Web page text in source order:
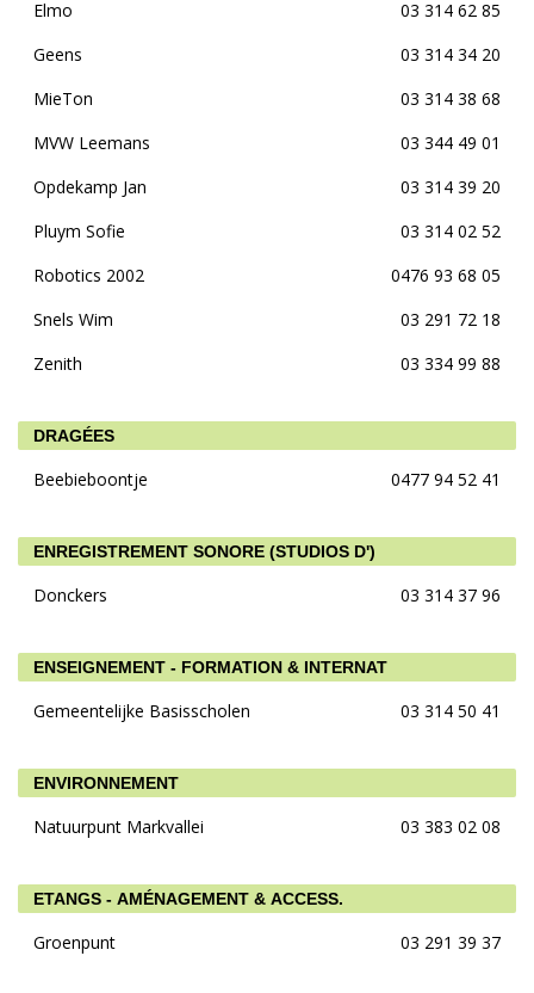
Elmo
03 314 62 85
Geens
03 314 34 20
MieTon
03 314 38 68
MVW Leemans
03 344 49 01
Opdekamp Jan
03 314 39 20
Pluym Sofie
03 314 02 52
Robotics 2002
0476 93 68 05
Snels Wim
03 291 72 18
Zenith
03 334 99 88
DRAGÉES
Beebieboontje 0477 94 52 41
ENREGISTREMENT SONORE (STUDIOS D')
Donckers 03 314 37 96
ENSEIGNEMENT - FORMATION & INTERNAT
Gemeentelijke Basisscholen 03 314 50 41
ENVIRONNEMENT
Natuurpunt Markvallei 03 383 02 08
ETANGS - AMÉNAGEMENT & ACCESS.
Groenpunt 03 291 39 37